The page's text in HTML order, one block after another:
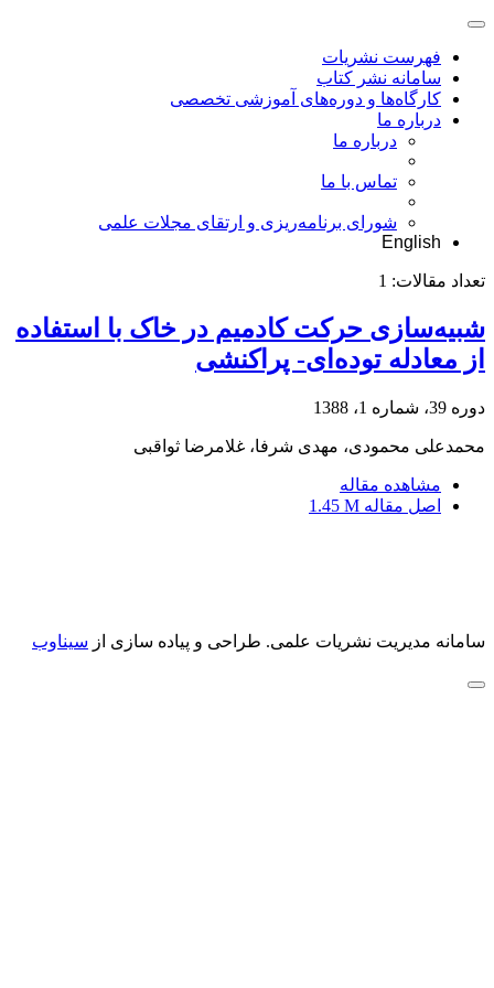
فهرست نشریات
سامانه نشر کتاب
کارگاه‌ها و دوره‌های آموزشی تخصصی
درباره ما
درباره ما
تماس با ما
شورای برنامه‌ریزی و ارتقای مجلات علمی
English
تعداد مقالات: 1
شبیه‌سازی حرکت کادمیم در خاک با استفاده
از معادله توده‌ای- پراکنشی
دوره 39، شماره 1، 1388
محمدعلی محمودی، مهدی شرفا، غلامرضا ثواقبی
مشاهده مقاله
اصل مقاله 1.45 M
سامانه مدیریت نشریات علمی. طراحی و پیاده سازی از سیناوب